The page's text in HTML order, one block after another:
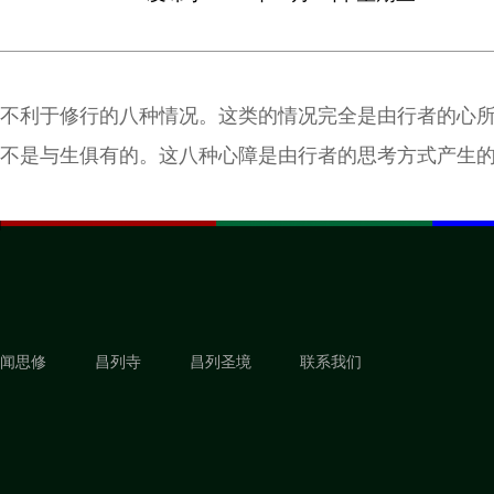
不利于修行的八种情况。这类的情况完全是由行者的心
不是与生俱有的。这八种心障是由行者的思考方式产生
闻思修 昌列寺 昌列圣境 联系我们